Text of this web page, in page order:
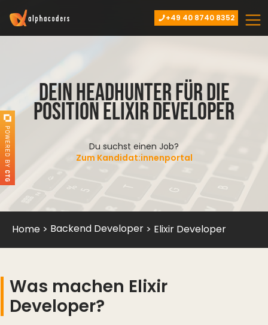
+49 40 8740 8352
Dein Headhunter für die
Position Elixir Developer
Du suchst einen Job?
Zum Kandidat:innenportal
Home > Backend Developer > Elixir Developer
Was machen Elixir
Developer?